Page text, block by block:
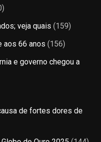
veja quais (159)
aos 66 anos (156)
e governo chegou a
de fortes dores de